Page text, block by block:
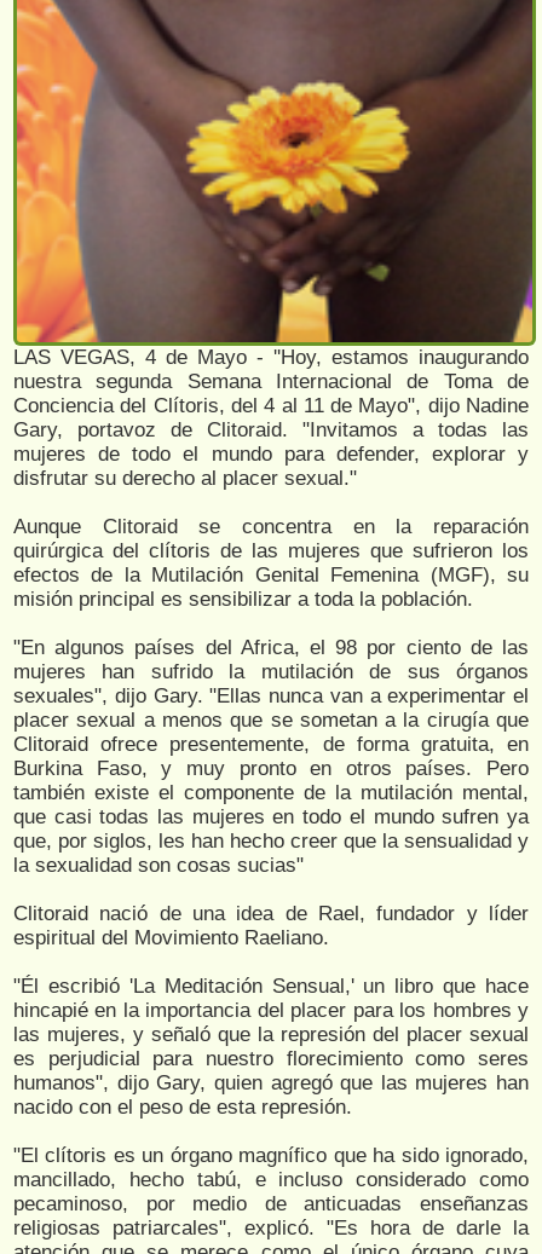
LAS VEGAS, 4 de Mayo - ''Hoy, estamos inaugurando
nuestra segunda Semana Internacional de Toma de
Conciencia del Clítoris, del 4 al 11 de Mayo", dijo Nadine
Gary, portavoz de Clitoraid. "Invitamos a todas las
mujeres de todo el mundo para defender, explorar y
disfrutar su derecho al placer sexual."
Aunque Clitoraid se concentra en la reparación
quirúrgica del clítoris de las mujeres que sufrieron los
efectos de la Mutilación Genital Femenina (MGF), su
misión principal es sensibilizar a toda la población.
"En algunos países del Africa, el 98 por ciento de las
mujeres han sufrido la mutilación de sus órganos
sexuales", dijo Gary. "Ellas nunca van a experimentar el
placer sexual a menos que se sometan a la cirugía que
Clitoraid ofrece presentemente, de forma gratuita, en
Burkina Faso, y muy pronto en otros países. Pero
también existe el componente de la mutilación mental,
que casi todas las mujeres en todo el mundo sufren ya
que, por siglos, les han hecho creer que la sensualidad y
la sexualidad son cosas sucias"
Clitoraid nació de una idea de Rael, fundador y líder
espiritual del Movimiento Raeliano.
"Él escribió 'La Meditación Sensual,' un libro que hace
hincapié en la importancia del placer para los hombres y
las mujeres, y señaló que la represión del placer sexual
es perjudicial para nuestro florecimiento como seres
humanos", dijo Gary, quien agregó que las mujeres han
nacido con el peso de esta represión.
"El clítoris es un órgano magnífico que ha sido ignorado,
mancillado, hecho tabú, e incluso considerado como
pecaminoso, por medio de anticuadas enseñanzas
religiosas patriarcales", explicó. "Es hora de darle la